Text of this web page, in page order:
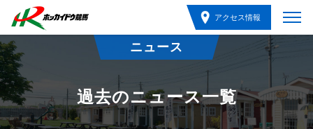
アクセス情報
ニュース
過去のニュース一覧